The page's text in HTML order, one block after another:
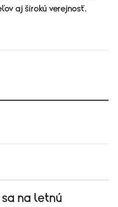
aj širokú verejnosť.
na letnú